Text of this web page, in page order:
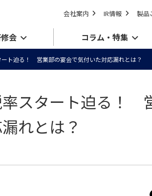
会社案内 IR情報 製品
会 コラム・特集
ト迫る！ 営業部の宴会で気付いた対応漏れとは？
スタート迫る！
れとは？